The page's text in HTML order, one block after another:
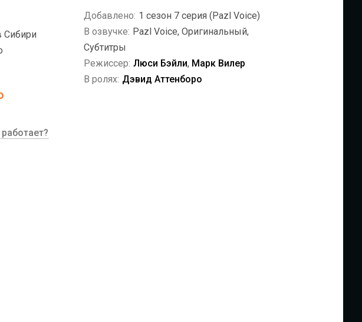
Сибири
Добавлено: 1 сезон 7 серия (Pazl Voice)
В озвучке: Pazl Voice, Оригинальный,
Субтитры
Режиссер: Люси Бэйли, Марк Вилер
В ролях: Дэвид Аттенборо